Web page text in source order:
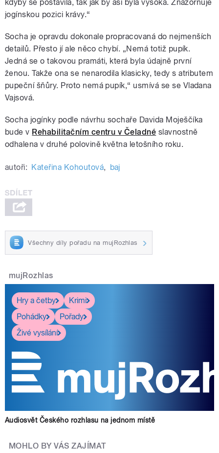
kdyby se postavila, tak jak by asi byla vysoká. Znázorňuje
jogínskou pozici krávy.“
Socha je opravdu dokonale propracovaná do nejmenších
detailů. Přesto jí ale něco chybí. „Nemá totiž pupík.
Jedná se o takovou pramáti, která byla údajně první
ženou. Takže ona se nenarodila klasicky, tedy s atributem
pupeční šňůry. Proto nemá pupík,“ usmívá se se Vladana
Vajsová.
Socha jogínky podle návrhu sochaře Davida Moješčíka
bude v Rehabilitačním centru v Čeladné slavnostně
odhalena v druhé polovině května letošního roku.
autoři: Kateřina Kohoutová, baj
Všechny díly pořadu na mujRozhlas
mujRozhlas
Hry a četby
Krimi
Pohádky
Pořady
Živé vysílání
Audiosvět Českého rozhlasu na jednom místě
MOHLO BY VÁS ZAJÍMAT